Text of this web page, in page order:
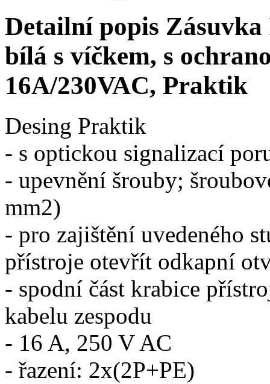
Detailní popis Zásuvka
bílá s víčkem, s
16A/230VAC, Praktik
Desing Praktik
- s optickou signalizací
- upevnění šrouby;
mm2)
- pro zajištění uvedeného
přístroje otevřít odkapní
- spodní část krabice
kabelu zespodu
- 16 A, 250 V AC
- řazení: 2x(2P+PE)